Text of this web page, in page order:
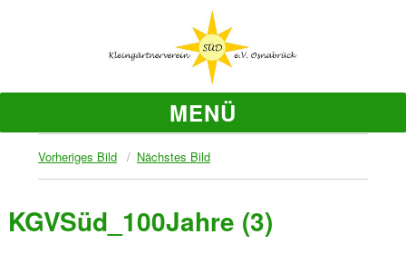
MENÜ
Vorheriges Bild Nächstes Bild
KGVSüd_100Jahre (3)